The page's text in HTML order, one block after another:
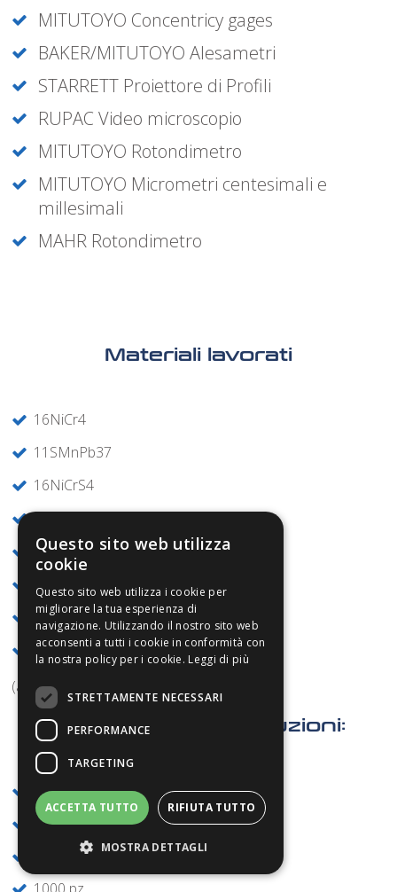
MITUTOYO Concentricy gages
BAKER/MITUTOYO Alesametri
STARRETT Proiettore di Profili
RUPAC Video microscopio
MITUTOYO Rotondimetro
MITUTOYO Micrometri centesimali e
millesimali
MAHR Rotondimetro
Materiali lavorati
16NiCr4
11SMnPb37
16NiCrS4
1.4404
9SMnPb36
1000Cr6
Sp52-3
1.4305
(acciai da cementazione, acciai inossidabili)
Quantitativi di produzioni:
10 pz.
100 pz.
Questo sito web utilizza
cookie
Questo sito web utilizza i cookie per
migliorare la tua esperienza di
navigazione. Utilizzando il nostro sito web
acconsenti a tutti i cookie in conformità con
la nostra policy per i cookie. Leggi di più
STRETTAMENTE NECESSARI
PERFORMANCE
TARGETING
ACCETTA TUTTO RIFIUTA TUTTO
MOSTRA DETTAGLI